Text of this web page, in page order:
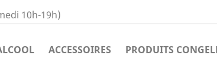
10h-19h)
ACCESSOIRES PRODUITS